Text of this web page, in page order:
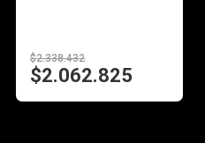
$2.338.432
$2.062.825